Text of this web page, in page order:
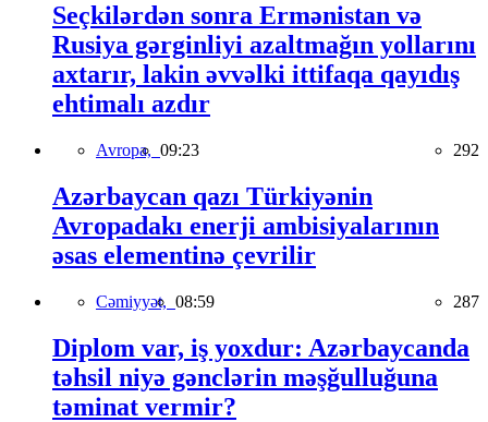
Seçkilərdən sonra Ermənistan və
Rusiya gərginliyi azaltmağın yollarını
axtarır, lakin əvvəlki ittifaqa qayıdış
ehtimalı azdır
Avropa, 09:23 292
Azərbaycan qazı Türkiyənin
Avropadakı enerji ambisiyalarının
əsas elementinə çevrilir
Cəmiyyət, 08:59 287
Diplom var, iş yoxdur: Azərbaycanda
təhsil niyə gənclərin məşğulluğuna
təminat vermir?